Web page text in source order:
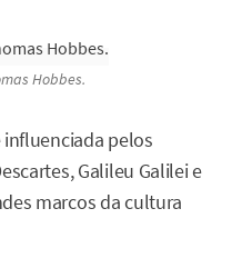
Hobbes.
pelos
Galileu Galilei e
marcos da cultura